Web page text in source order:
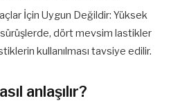
İçin Uygun Değildir: Yüksek
dört mevsim lastikler
kullanılması tavsiye edilir.
anlaşılır?